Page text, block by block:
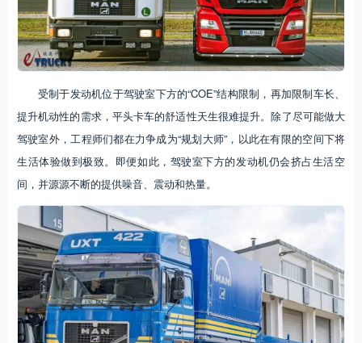
受制于发动机位于驾驶室下方的“COE”结构限制，再加限制车长、
提升机动性的需求，平头卡车的舒适性天生很难提升。除了尽可能做大
驾驶室外，工程师们都在力争成为“规划大师”，以此在有限的空间下将
生活体验做到极致。即便如此，驾驶室下方的发动机仍会挤占生活空
间，并源源不断的提供噪音、震动和热量。